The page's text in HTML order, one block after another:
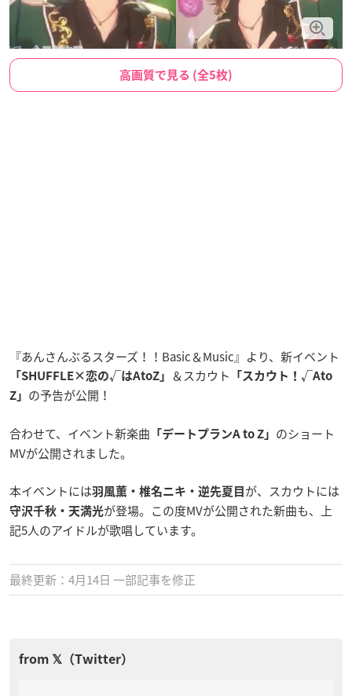
高画質で見る (全5枚)
『あんさんぶるスターズ！！Basic＆Music』より、新イベント
「SHUFFLE×恋の√はAtoZ」 ＆スカウト
「スカウト！√Ato
Z」 の予告が公開！
合わせて、イベント新楽曲 「デートプランA to Z」 のショート
MVが公開されました。
本イベントには羽風薫・椎名ニキ・逆先夏目 が、スカウトには
守沢千秋・天満光が登場。この度MVが公開された新曲も、上
記5人のアイドルが歌唱しています。
最終更新：4月14日 一部記事を修正